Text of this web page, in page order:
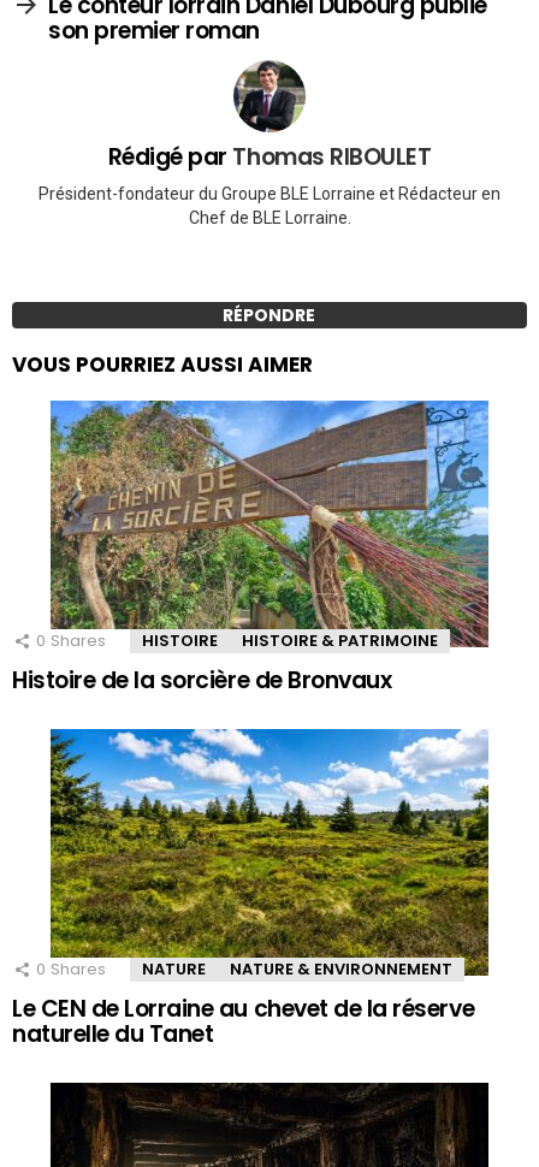
son premier roman
Rédigé par Thomas RIBOULET
Président-fondateur du Groupe BLE Lorraine et Rédacteur en
Chef de BLE Lorraine.
RÉPONDRE
VOUS POURRIEZ AUSSI AIMER
0 Shares HISTOIRE HISTOIRE & PATRIMOINE
Histoire de la sorcière de Bronvaux
0 Shares NATURE NATURE & ENVIRONNEMENT
Le CEN de Lorraine au chevet de la réserve
naturelle du Tanet